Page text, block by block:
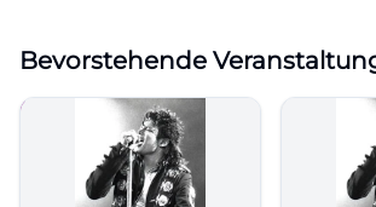
Bevorstehende